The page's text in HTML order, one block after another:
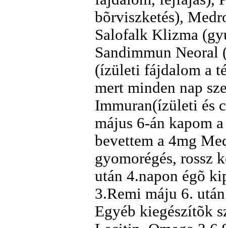
bõrviszketés),
Salofalk Klizma
Sandimmun
(ízületi fájdalom a
mert minden nap
Immuran(ízületi és
május 6-án kapom
bevettem a 4mg
gyomorégés, rossz
után 4.napon égõ
3.Remi máju 6.
Egyéb kiegészítõk